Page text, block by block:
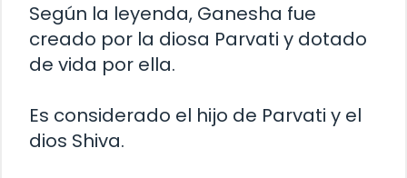
Según la leyenda, Ganesha fue
creado por la diosa Parvati y dotado
de vida por ella.
Es considerado el hijo de Parvati y el
dios Shiva.